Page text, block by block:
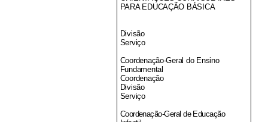
PARA EDUCAÇÃO BÁSICA
Divisão
Serviço
Coordenação-Geral do Ensino
Fundamental
Coordenação
Divisão
Serviço
Coordenação-Geral de Educação